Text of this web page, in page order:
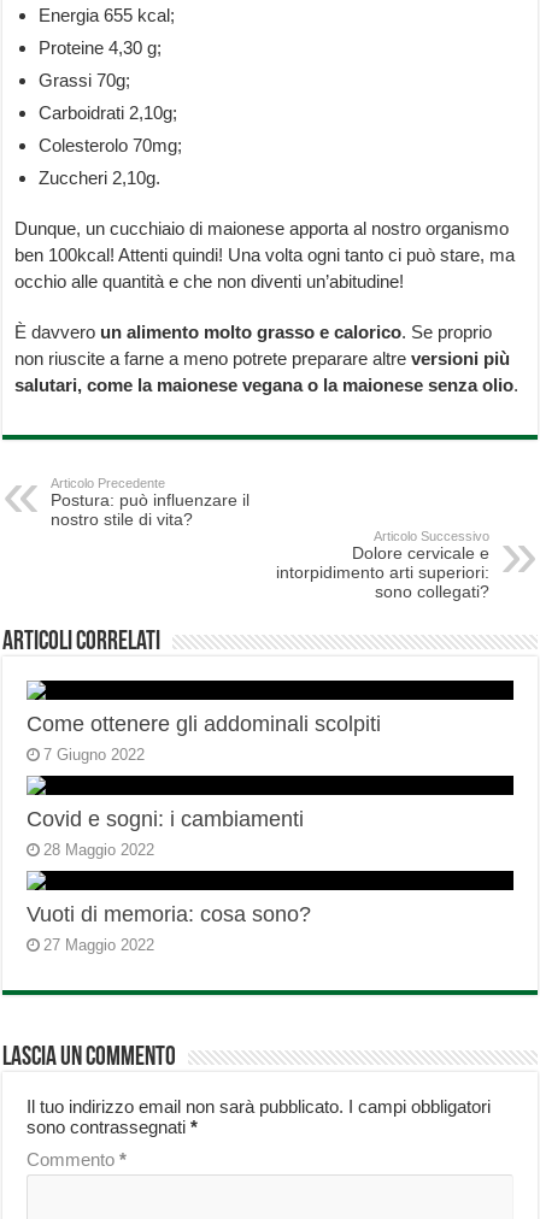
Energia 655 kcal;
Proteine 4,30 g;
Grassi 70g;
Carboidrati 2,10g;
Colesterolo 70mg;
Zuccheri 2,10g.
Dunque, un cucchiaio di maionese apporta al nostro organismo
ben 100kcal! Attenti quindi! Una volta ogni tanto ci può stare, ma
occhio alle quantità e che non diventi un’abitudine!
È davvero un alimento molto grasso e calorico. Se proprio
non riuscite a farne a meno potrete preparare altreversioni più
salutari, come la maionese vegana o la maionese senza olio.
Articolo Precedente
Postura: può influenzare il
nostro stile di vita?
Articolo Successivo
Dolore cervicale e
intorpidimento arti superiori:
sono collegati?
Articoli correlati
Come ottenere gli addominali scolpiti
7 Giugno 2022
Covid e sogni: i cambiamenti
28 Maggio 2022
Vuoti di memoria: cosa sono?
27 Maggio 2022
Lascia un commento
Il tuo indirizzo email non sarà pubblicato. I campi obbligatori
sono contrassegnati*
Commento*